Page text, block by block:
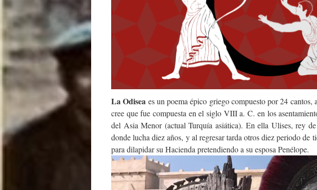
La Odisea es un poema épico griego compuesto por 24
cree que fue compuesta en el siglo VIII a. C. en los
del Asia Menor (actual Turquía asiática). En ella Ulises, rey
donde lucha diez años, y al regresar tarda otros diez periodo de
para dilapidar su Hacienda pretendiendo a su esposa Penélope.